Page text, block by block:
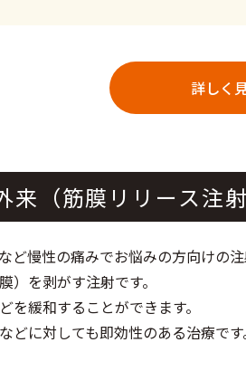
詳しく
（筋膜リリース注
慢性の痛みでお悩みの方向けの注
を剥がす注射です。
緩和することができます。
に対しても即効性のある治療です